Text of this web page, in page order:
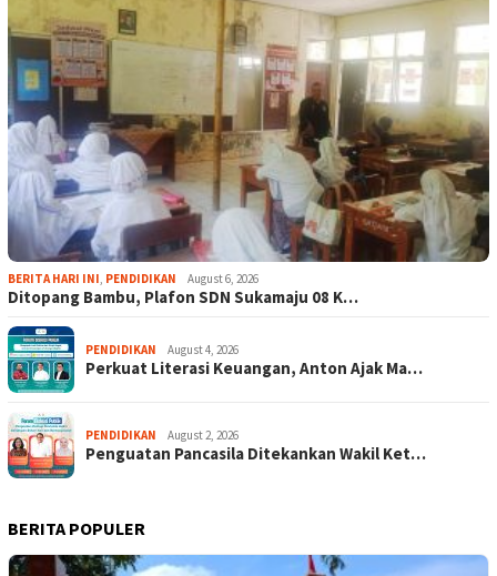
BERITA HARI INI, PENDIDIKAN August 6, 2026
Ditopang Bambu, Plafon SDN Sukamaju 08 K…
PENDIDIKAN August 4, 2026
Perkuat Literasi Keuangan, Anton Ajak Ma…
PENDIDIKAN August 2, 2026
Penguatan Pancasila Ditekankan Wakil Ket…
BERITA POPULER